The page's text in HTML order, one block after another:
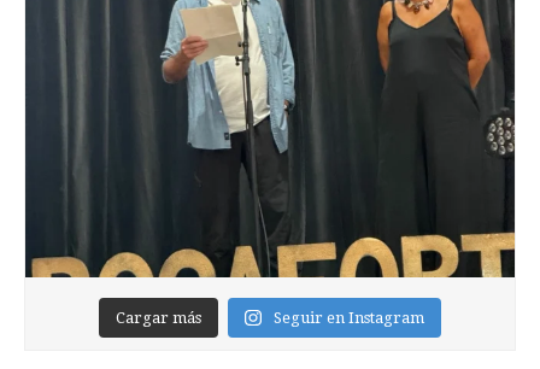
Cargar más Seguir en Instagram